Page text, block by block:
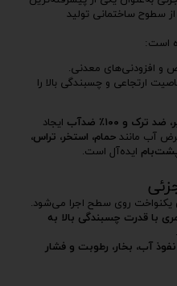
سطوح ساختمانی تولید
است:
افزودنی‌های معدنی.
ارتجاعی و چسبندگی بالا را
و ۱۰۰٪ ضدآب
ایجاد
آب مانند حمام، استخر، تراس،
ایده‌آل است.
یکنواخت روی سطح اجرا می‌شود.
با قدرت چسبندگی بالا به
نفوذ آب، بخار، رطوبت و فشار